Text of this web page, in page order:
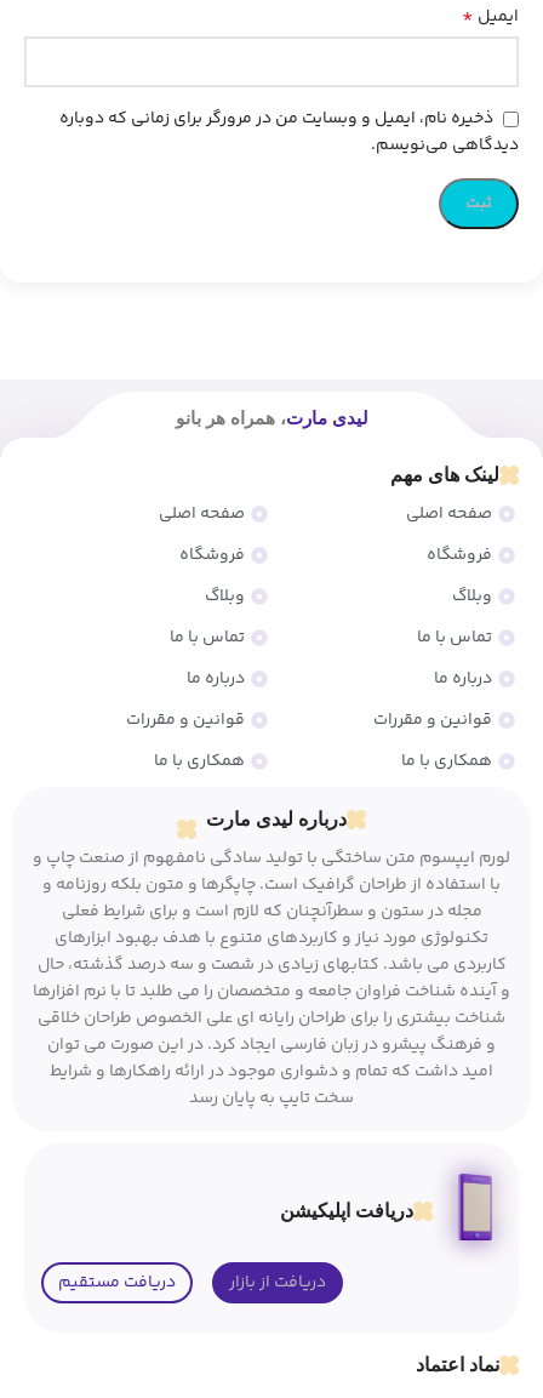
ایمیل *
ذخیره نام، ایمیل و وبسایت من در مرورگر برای زمانی که دوباره
دیدگاهی می‌نویسم.
لیدی مارت، همراه هر بانو
لینک های مهم
صفحه اصلی
فروشگاه
وبلاگ
تماس با ما
درباره ما
قوانین و مقررات
همکاری با ما
صفحه اصلی
فروشگاه
وبلاگ
تماس با ما
درباره ما
قوانین و مقررات
همکاری با ما
درباره لیدی مارت
لورم ایپسوم متن ساختگی با تولید سادگی نامفهوم از صنعت چاپ و
با استفاده از طراحان گرافیک است. چاپگرها و متون بلکه روزنامه و
مجله در ستون و سطرآنچنان که لازم است و برای شرایط فعلی
تکنولوژی مورد نیاز و کاربردهای متنوع با هدف بهبود ابزارهای
کاربردی می باشد. کتابهای زیادی در شصت و سه درصد گذشته، حال
و آینده شناخت فراوان جامعه و متخصصان را می طلبد تا با نرم افزارها
شناخت بیشتری را برای طراحان رایانه ای علی الخصوص طراحان خلاقی
و فرهنگ پیشرو در زبان فارسی ایجاد کرد. در این صورت می توان
امید داشت که تمام و دشواری موجود در ارائه راهکارها و شرایط
سخت تایپ به پایان رسد
دریافت اپلیکیشن
دریافت از بازار دریافت مستقیم
نماد اعتماد